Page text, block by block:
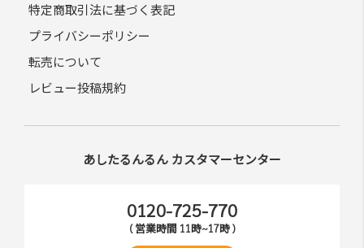
特定商取引法に基づく表記
プライバシーポリシー
転売について
レビュー投稿規約
あしたるんるん カスタマーセンター
0120-725-770
( 営業時間 11時~17時 )